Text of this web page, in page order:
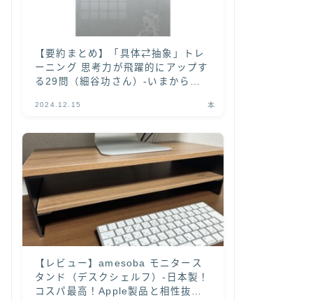
【要約まとめ】「具体⇄抽象」トレ
ーニング 思考力が飛躍的にアップす
る29問（細谷功さん）-いまから
ススメ！-
2024.12.15 本
【レビュー】amesoba モニタース
タンド（デスクシェルフ）-日本製！
コスパ最高！Apple製品と相性抜群